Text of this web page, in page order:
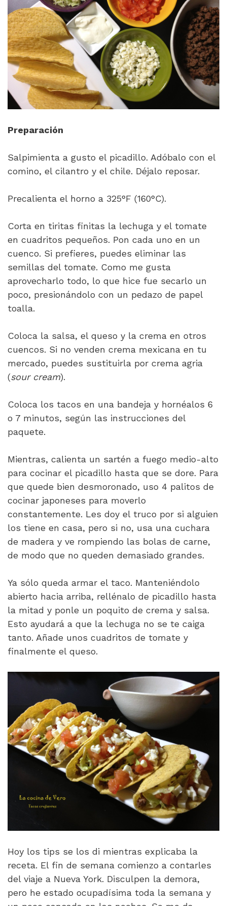
Preparación
Salpimienta a gusto el picadillo. Adóbalo con el
comino, el cilantro y el chile. Déjalo reposar.
Precalienta el horno a 325°F (160°C).
Corta en tiritas finitas la lechuga y el tomate
en cuadritos pequeños. Pon cada uno en un
cuenco. Si prefieres, puedes eliminar las
semillas del tomate. Como me gusta
aprovecharlo todo, lo que hice fue secarlo un
poco, presionándolo con un pedazo de papel
toalla.
Coloca la salsa, el queso y la crema en otros
cuencos. Si no venden crema mexicana en tu
mercado, puedes sustituirla por crema agria
(sour cream).
Coloca los tacos en una bandeja y hornéalos 6
o 7 minutos, según las instrucciones del
paquete.
Mientras, calienta un sartén a fuego medio-alto
para cocinar el picadillo hasta que se dore. Para
que quede bien desmoronado, uso 4 palitos de
cocinar japoneses para moverlo
constantemente. Les doy el truco por si alguien
los tiene en casa, pero si no, usa una cuchara
de madera y ve rompiendo las bolas de carne,
de modo que no queden demasiado grandes.
Ya sólo queda armar el taco. Manteniéndolo
abierto hacia arriba, rellénalo de picadillo hasta
la mitad y ponle un poquito de crema y salsa.
Esto ayudará a que la lechuga no se te caiga
tanto. Añade unos cuadritos de tomate y
finalmente el queso.
Hoy los tips se los di mientras explicaba la
receta. El fin de semana comienzo a contarles
del viaje a Nueva York. Disculpen la demora,
pero he estado ocupadísima toda la semana y